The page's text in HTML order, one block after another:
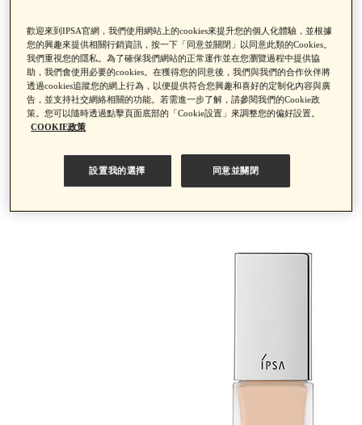
產品類別
彩妝
輕裸水光粉底液 #流金粉底
歡迎來到IPSA官網，我們使用網站上的cookies來提升您的個人化體驗，並根據
您的興趣來提供相關行銷資訊，按一下「同意並關閉」以同意此類的Cookies。
我們重視您的隱私。為了確保我們網站的正常運作並在您瀏覽過程中提供協
助，我們會使用必要的cookies。在獲得您的同意後，我們與我們的合作伙伴將
透過cookies追蹤您的網上行為，以便提供符合您興趣和喜好的定制化內容與廣
告，並支持社交網絡相關的功能。若需進一步了解，請參閱我們的Cookie政
策。您可以隨時透過點擊頁面底部的「Cookie設置」來調整您的偏好設置。
COOKIE政策
設置我的選擇 同意並關閉